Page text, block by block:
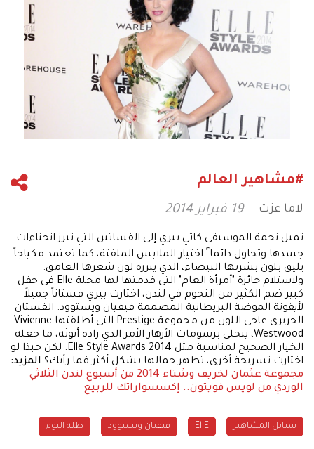
#مشاهير العالم
لاما عزت 19 فبراير 2014
تميل نجمة الموسيقى كاتي بيري إلى الفساتين التي تبرز انحناءات
جسدها وتحاول دائما ً اختيار الملابس الملفتة، كما تعتمد مكياجاً
يليق بلون بشرتها البيضاء، الذي يبرزه لون شعرها الغامق.
ولاستلام جائزة "أمرأة العام" التي قدمتها لها مجلة Elle في حفل
كبير ضم الكثير من النجوم في لندن، اختارت بيري فستاناً جميلاً
لأيقونة الموضة البريطانية المصممة فيفيان ويستوود. الفستان
الحريري عاجي اللون من مجموعة Prestige التي أطلقتها Vivienne
Westwood، يتحلى برسومات الأزهار الأمر الذي زاده أنوثة، ما جعله
الخيار الصحيح لمناسبة مثل 2014 Elle Style Awards. لكن حبذا لو
اختارت تسريحة أخرى، تظهر جمالها بشكل أكثر فما رأيك؟ المزيد:
مجموعة عثمان لخريف وشتاء 2014 من أسبوع لندن
الثلاثي
الوردي من لويس فويتون.. إكسسواراتك للربيع
ستايل المشاهير EllE فيفيان ويستوود طلة اليوم